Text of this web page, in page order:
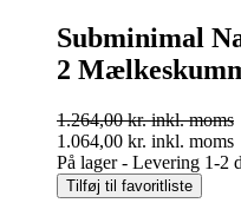
Subminimal
2
1.264,00kr.inkl. moms
1.064,00 kr. inkl. moms
På lager - Levering 1-2
Tilføj til favoritliste